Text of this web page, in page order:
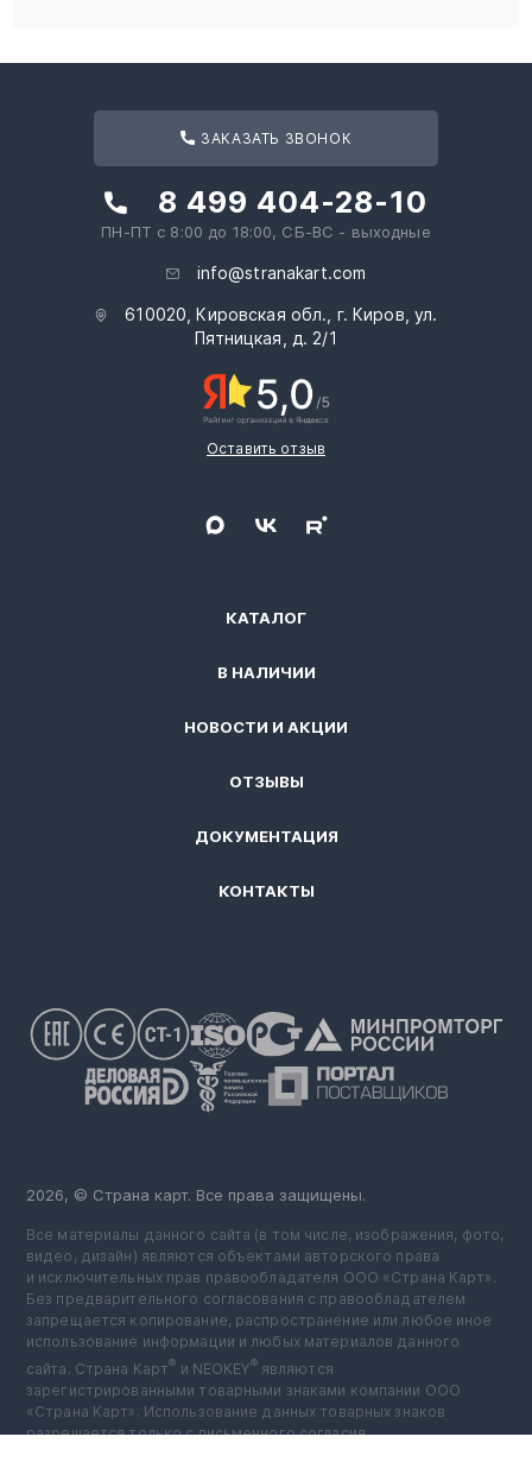
КАТАЛОГ
В НАЛИЧИИ
НОВОСТИ И АКЦИИ
ОТЗЫВЫ
ДОКУМЕНТАЦИЯ
КОНТАКТЫ
ЗАКАЗАТЬ ЗВОНОК
8 499 404-28-10
ПН-ПТ с 8:00 до 18:00, СБ-ВС - выходные
info@stranakart.com
610020, Кировская обл., г. Киров, ул.
Пятницкая, д. 2/1
Оставить отзыв
2026, © Страна карт. Все права защищены.
Все материалы данного сайта (в том числе, изображения, фото,
видео, дизайн) являются объектами авторского права
и исключительных прав правообладателя ООО «Страна Карт».
Без предварительного согласования с правообладателем
запрещается копирование, распространение или любое иное
использование информации и любых материалов данного
сайта. Страна Карт® ️ и NEOKEY®️ являются
зарегистрированными товарными знаками компании ООО
«Страна Карт». Использование данных товарных знаков
разрешается только с письменного согласия